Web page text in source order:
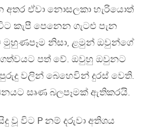
අතර ඒවා නොසලකා හැරියොත්
කැපී පෙනෙන ගැටළු පැන
නිසා, ළමුන් ඔවුන්ගේ
පත් වේ. ඔවුහු ඔවුනට
වලින් බෙහෙවින් දුරස් වෙති.
සෘණ බලපෑමක් ඇතිකරයි.
වූ විට P නම් දරුවා අතිශය